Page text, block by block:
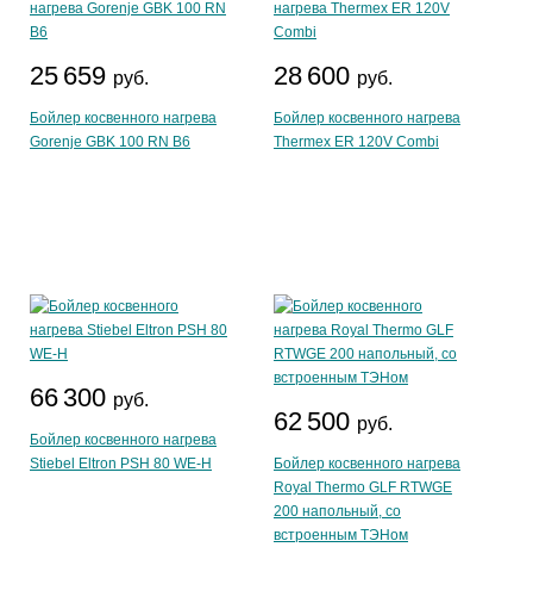
25 659 руб.
Бойлер косвенного нагрева
Gorenje GBK 100 RN B6
28 600 руб.
Бойлер косвенного нагрева
Thermex ER 120V Combi
66 300 руб.
Бойлер косвенного нагрева
Stiebel Eltron PSH 80 WE-H
62 500 руб.
Бойлер косвенного нагрева
Royal Thermo GLF RTWGE
200 напольный, со
встроенным ТЭНом